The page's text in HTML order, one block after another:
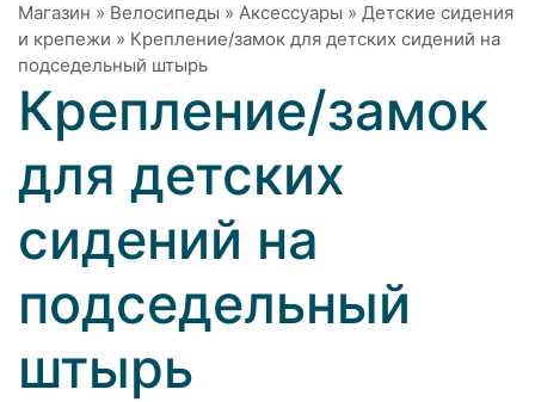
Магазин » Велосипеды » Аксессуары » Детские сидения
и крепежи » Крепление/замок для детских сидений на
подседельный штырь
Крепление/замок
для детских
сидений на
подседельный
штырь